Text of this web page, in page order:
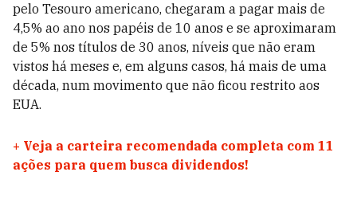
pelo Tesouro americano, chegaram a pagar mais de
4,5% ao ano nos papéis de 10 anos e se aproximaram
de 5% nos títulos de 30 anos, níveis que não eram
vistos há meses e, em alguns casos, há mais de uma
década, num movimento que não ficou restrito aos
EUA.
+ Veja a carteira recomendada completa com 11
ações para quem busca dividendos!